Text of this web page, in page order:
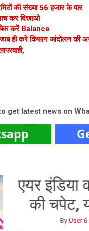
की संख्या 56 हजार के पार
कर दिखाओ
चेक करें Balance
ही करे किसान आंदोलन की
get latest news on
हरियाली
तर्पण